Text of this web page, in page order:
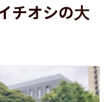
チオシの大